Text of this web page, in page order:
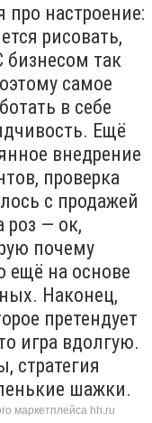
про настроение:
рисовать,
бизнесом так
самое
в себе
Ещё
внедрение
проверка
с продажей
роз — ок,
почему
ещё на основе
Наконец,
претендует
игра вдолгую.
стратегия
шажки.
маркетплейса hh.ru